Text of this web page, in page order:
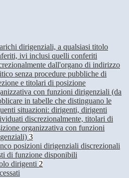
dirigenziali, a qualsiasi titolo
ivi inclusi quelli conferiti
dall'organo di indirizzo
senza procedure pubbliche di
e titolari di posizione
con funzioni dirigenziali (da
in tabelle che distinguano le
situazioni: dirigenti, dirigenti
discrezionalmente, titolari di
organizzativa con funzioni
3
posizioni dirigenziali discrezionali
di funzione disponibili
dirigenti 2